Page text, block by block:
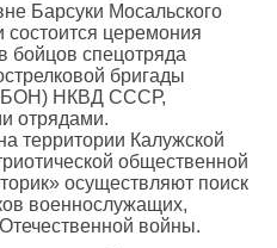
Барсуки Мосальского
состоится церемония
бойцов спецотряда
бригады
НКВД СССР,
отрядами.
территории Калужской
общественной
осуществляют поиск
военнослужащих,
войны.